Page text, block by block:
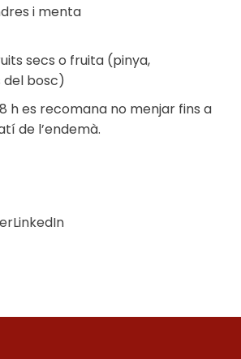
i menta
secs o fruita (pinya,
del bosc)
h es recomana no menjar fins a
de l’endemà.
LinkedIn